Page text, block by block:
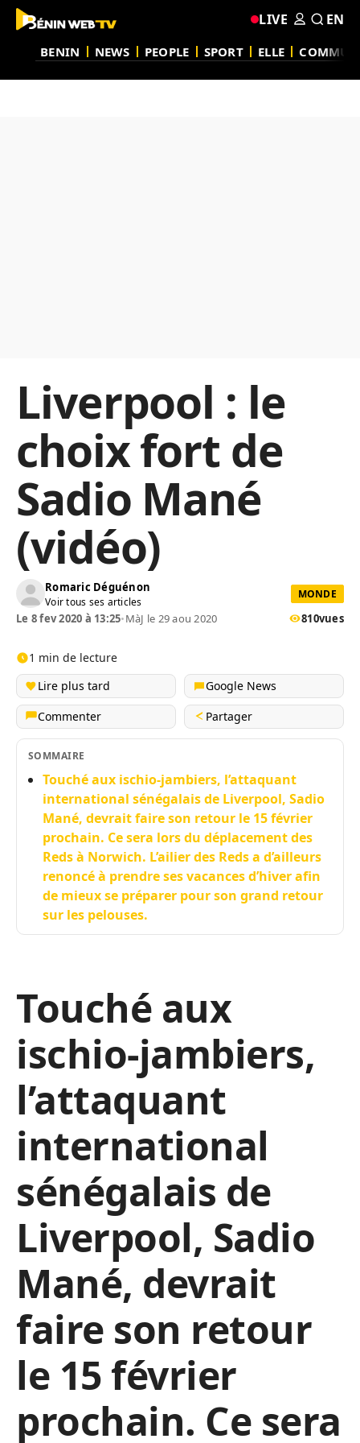
BENIN NEWS PEOPLE SPORT ELLE
LIVE EN
Liverpool : le
choix fort de
Sadio Mané
(vidéo)
Romaric Déguénon
Voir tous ses articles
MONDE
Le 8 fev 2020 à 13:25•MàJ le 29 aou 2020 810vues
1 min de lecture
Lire plus tard
Google News
Commenter
Partager
SOMMAIRE
Touché aux ischio-jambiers, l’attaquant
international sénégalais de Liverpool, Sadio
Mané, devrait faire son retour le 15 février
prochain. Ce sera lors du déplacement des
Reds à Norwich. L’ailier des Reds a d’ailleurs
renoncé à prendre ses vacances d’hiver afin
de mieux se préparer pour son grand retour
sur les pelouses.
Touché aux
ischio-jambiers,
l’attaquant
international
sénégalais de
Liverpool, Sadio
Mané, devrait
faire son retour
le 15 février
prochain. Ce sera